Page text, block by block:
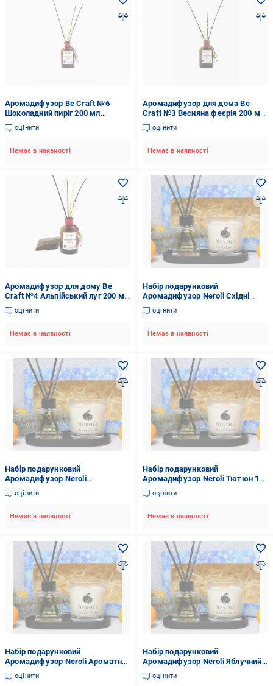
Аромадифузор Be Craft №6
Шоколадний пиріг 200 мл
(10131)
оцінити
Немає в наявності
Аромадифузор для дома Be
Craft №3 Весняна феєрія 200 мл
(10119)
оцінити
Немає в наявності
Аромадифузор для дому Be
Craft №4 Альпійський луг 200 мл
(10123)
оцінити
Немає в наявності
Набір подарунковий
Аромадифузор Neroli Східні
Спеції 100 мл/соєва
аромасвічка ваніль 200 мл/
оцінити
Немає в наявності
Набір подарунковий
Аромадифузор Neroli
Персиковий Сорбет 100 мл/
соєва аромасвічка ваніль 200
оцінити
Немає в наявності
Набір подарунковий
Аромадифузор Neroli Тютюн 100
мл/соєва аромасвічка ваніль
200 мл/підставка гіпсова Чорний
оцінити
Немає в наявності
Набір подарунковий
Аромадифузор Neroli Ароматна
Кава 100 мл/соєва аромасвічка
ваніль 200 мл/підставка гіпсова
оцінити
Набір подарунковий
Аромадифузор Neroli Яблучний
Пиріг 100 мл/соєва аромасвічка
Бібліотека 200 мл/підставка
оцінити